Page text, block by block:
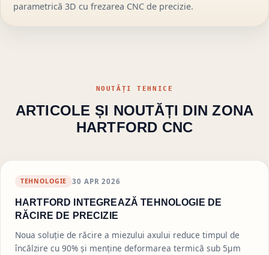
parametrică 3D cu frezarea CNC de precizie.
NOUTĂȚI TEHNICE
ARTICOLE ȘI NOUTĂȚI DIN ZONA
HARTFORD CNC
TEHNOLOGIE 30 APR 2026
HARTFORD INTEGREAZĂ TEHNOLOGIE DE
RĂCIRE DE PRECIZIE
Noua soluție de răcire a miezului axului reduce timpul de
încălzire cu 90% și menține deformarea termică sub 5μm